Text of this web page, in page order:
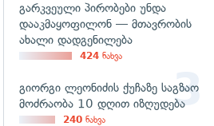
გარკვეული პირობები უნდა
დააკმაყოფილონ — მთავრობის
ახალი დადგენილება
424 ნახვა
გიორგი ლეონიძის ქუჩაზე საგზაო
მოძრაობა 10 დღით იზღუდება
240 ნახვა